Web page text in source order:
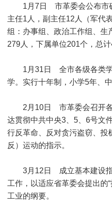
1月7日 市革委会公布市矿
主任1人，副主任12人（军代
组：办事组、政治工作组、生
279人，下属单位201个，总计
1月31日 全市各级各类学
学。实行十年制，小学5年、中
2月10日 市革委会召开各
达贯彻中共中央3、5、6号文
行反革命、反对贪污盗窃、投
反）运动的指示。
3月12日 成立基本建设指
工作，以适应省革委会提出的
工业的纲要。